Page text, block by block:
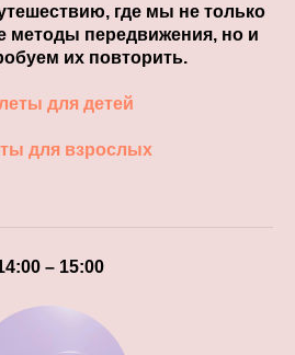
где мы не только
методы передвижения, но и
их повторить.
для детей
для взрослых
– 15:00